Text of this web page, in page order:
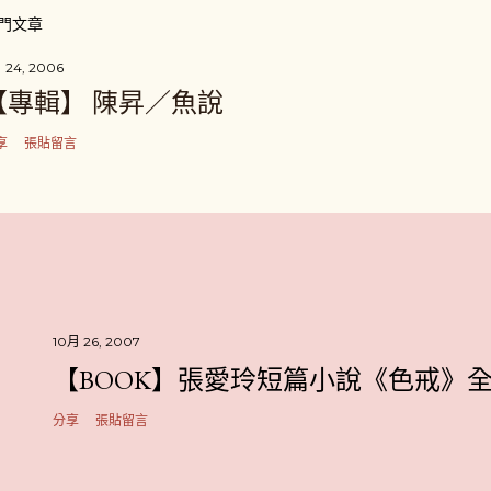
文章
24, 2006
專輯】 陳昇／魚說
張貼留言
10月 26, 2007
【BOOK】張愛玲短篇小說《色戒》
分享 張貼留言